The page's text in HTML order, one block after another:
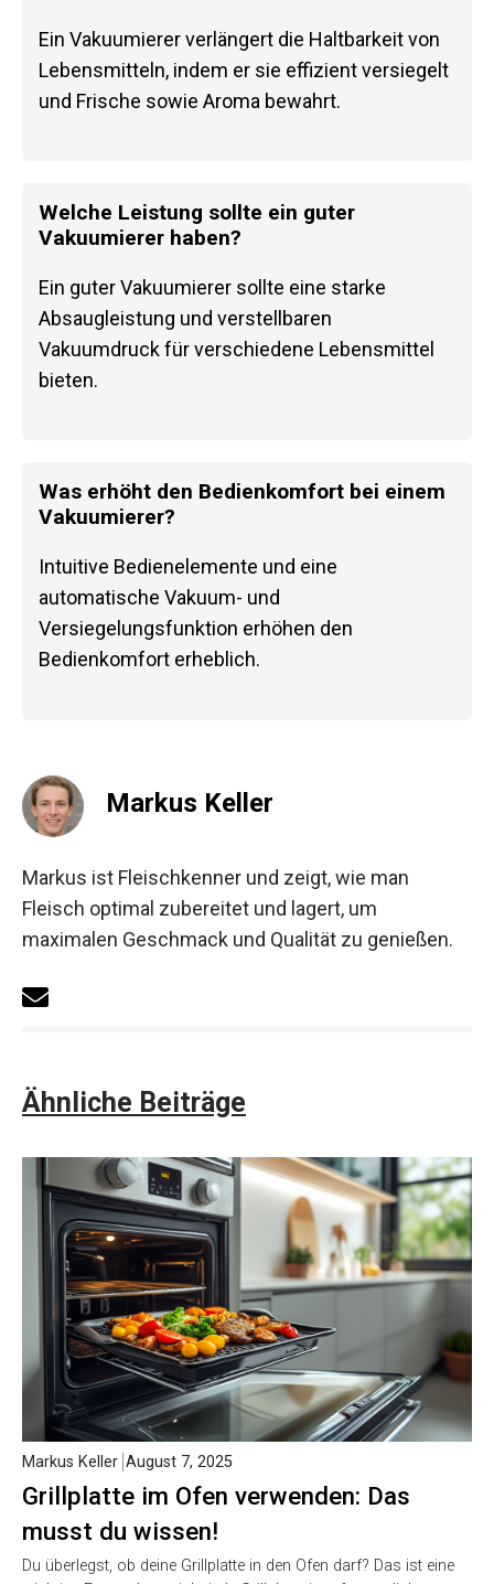
Ein Vakuumierer verlängert die Haltbarkeit von
Lebensmitteln, indem er sie effizient versiegelt
und Frische sowie Aroma bewahrt.
Welche Leistung sollte ein guter
Vakuumierer haben?
Ein guter Vakuumierer sollte eine starke
Absaugleistung und verstellbaren
Vakuumdruck für verschiedene Lebensmittel
bieten.
Was erhöht den Bedienkomfort bei einem
Vakuumierer?
Intuitive Bedienelemente und eine
automatische Vakuum- und
Versiegelungsfunktion erhöhen den
Bedienkomfort erheblich.
Markus Keller
Markus ist Fleischkenner und zeigt, wie man
Fleisch optimal zubereitet und lagert, um
maximalen Geschmack und Qualität zu genießen.
Ähnliche Beiträge
Grillplatte im Ofen verwenden: Das
musst du wissen!
Markus Keller August 7, 2025
Du überlegst, ob deine Grillplatte in den Ofen darf? Das ist eine